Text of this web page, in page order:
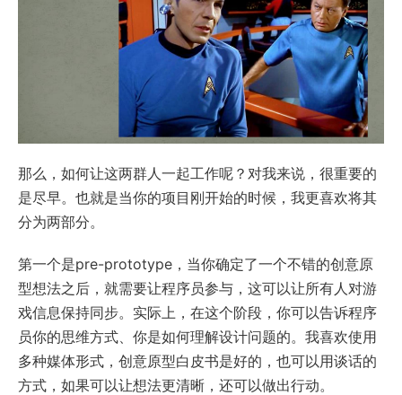
那么，如何让这两群人一起工作呢？对我来说，很重要的
是尽早。也就是当你的项目刚开始的时候，我更喜欢将其
分为两部分。
第一个是pre-prototype，当你确定了一个不错的创意原
型想法之后，就需要让程序员参与，这可以让所有人对游
戏信息保持同步。实际上，在这个阶段，你可以告诉程序
员你的思维方式、你是如何理解设计问题的。我喜欢使用
多种媒体形式，创意原型白皮书是好的，也可以用谈话的
方式，如果可以让想法更清晰，还可以做出行动。